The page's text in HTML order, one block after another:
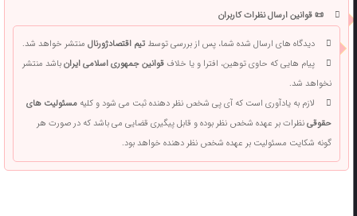
📜 قوانین ارسال نظرات کاربران
دیدگاه های ارسال شده شما، پس از بررسی توسطتیم اقتصادژورنالمنتشر خواهد شد.
پیام هایی که حاوی توهین، افترا و یا خلافقوانین جمهوری اسلامی ایرانباشد منتشر
نخواهد شد.
لازم به یادآوری است که آی پی شخص نظر دهنده ثبت می شود و کلیهمسئولیت های
حقوقینظرات بر عهده شخص نظر بوده و قابل پیگیری قضایی می باشد که در صورت هر
گونه شکایت مسئولیت بر عهده شخص نظر دهنده خواهد بود.